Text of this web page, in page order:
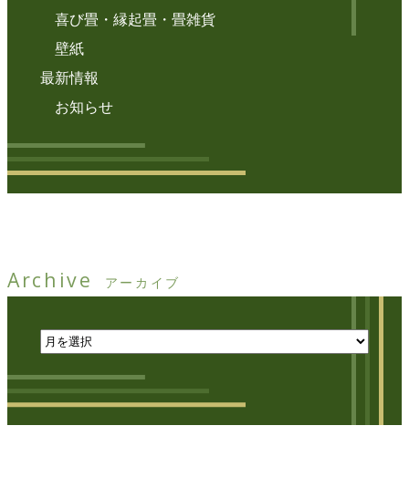
喜び畳・縁起畳・畳雑貨
壁紙
最新情報
お知らせ
Archive アーカイブ